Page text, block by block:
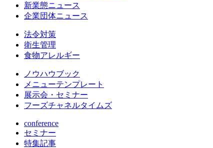
新業態ニュース
企業団体ニュース
法令対策
衛生管理
食物アレルギー
ノウハウブック
メニューテンプレート
展示会・セミナー
フーズチャネルタイムズ
conference
セミナー
特集記事